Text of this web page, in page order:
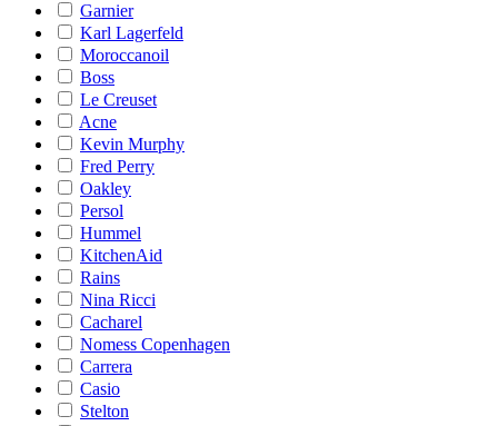
Garnier
Karl Lagerfeld
Moroccanoil
Boss
Le Creuset
Acne
Kevin Murphy
Fred Perry
Oakley
Persol
Hummel
KitchenAid
Rains
Nina Ricci
Cacharel
Nomess Copenhagen
Carrera
Casio
Stelton